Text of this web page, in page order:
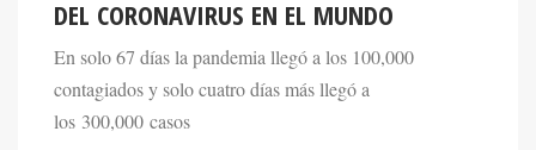
En solo 67 días la pandemia llegó a los 100,000
contagiados y solo cuatro días más llegó a
los 300,000 casos